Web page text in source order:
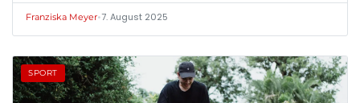
Franziska Meyer•7. August 2025
SPORT